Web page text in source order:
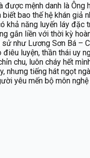
được mệnh danh là Ông
bao thế hệ khán giả
khả năng luyến láy đặc
gắn liền với thời kỳ
như Lương Sơn Bá –
luyện, thần thái uy
chu, luôn cháy hết
nhưng tiếng hát ngọt
yêu mến bộ môn